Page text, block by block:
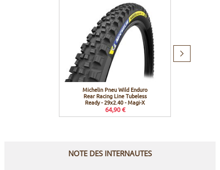
Michelin Pneu Wild Enduro
Rear Racing Line Tubeless
Ready - 29x2.40 - Magi-X
64,90 €
Produit
NOTE DES INTERNAUTES